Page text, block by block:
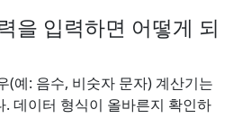
을 입력하면 어떻게 되
(예: 음수, 비숫자 문자) 계산기는
데이터 형식이 올바른지 확인하